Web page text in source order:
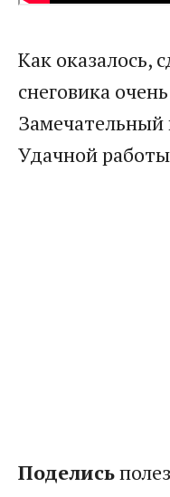
Как оказалось,
снеговика
Удачной
Поделись